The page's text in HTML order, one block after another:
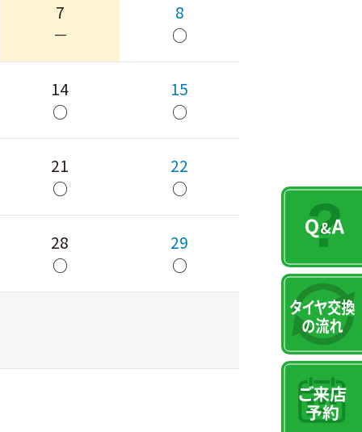
7
－
8
○
14
○
15
○
21
○
22
○
28
○
29
○